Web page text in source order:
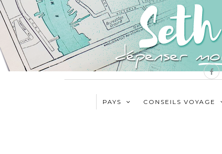
PAYS CONSEILS VOYAGE